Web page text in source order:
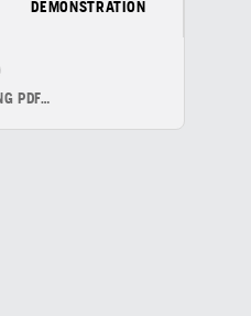
DEMONSTRATION
PDF…